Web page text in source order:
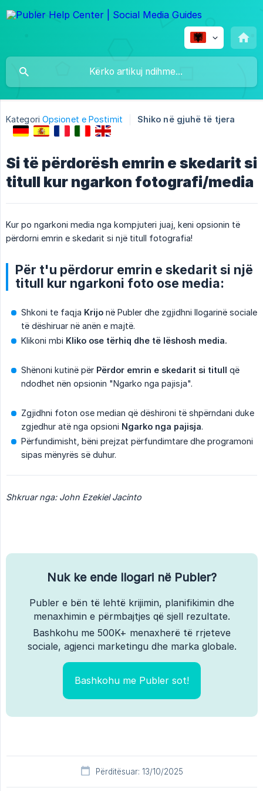
Kategori Opsionet e Postimit Shiko në gjuhë të tjera
Si të përdorësh emrin e skedarit si
titull kur ngarkon fotografi/media
Kur po ngarkoni media nga kompjuteri juaj, keni opsionin të
përdorni emrin e skedarit si një titull fotografia!
Për t'u përdorur emrin e skedarit si një
titull kur ngarkoni foto ose media:
Shkoni te faqja Krijo në Publer dhe zgjidhni llogarinë sociale
të dëshiruar në anën e majtë.
Klikoni mbi Kliko ose tërhiq dhe të lëshosh media.
Shënoni kutinë për Përdor emrin e skedarit si titull që
ndodhet nën opsionin "Ngarko nga pajisja".
Zgjidhni foton ose median që dëshironi të shpërndani duke
zgjedhur atë nga opsioni Ngarko nga pajisja.
Përfundimisht, bëni prejzat përfundimtare dhe programoni
sipas mënyrës së duhur.
Shkruar nga: John Ezekiel Jacinto
Nuk ke ende llogari në Publer?
Publer e bën të lehtë krijimin, planifikimin dhe
menaxhimin e përmbajtjes që sjell rezultate.
Bashkohu me 500K+ menaxherë të rrjeteve
sociale, agjenci marketingu dhe marka globale.
Bashkohu me Publer sot!
Përditësuar: 13/10/2025